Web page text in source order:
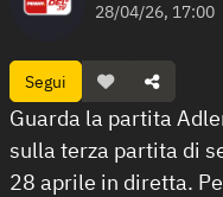
28/04/26, 17:00
Segui
Guarda la partita
sulla terza partita di
28 aprile in diretta.